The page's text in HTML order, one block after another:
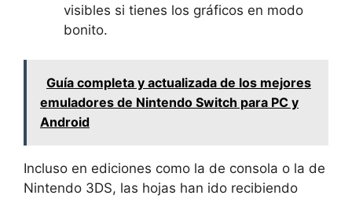
visibles si tienes los gráficos en modo
bonito.
Guía completa y actualizada de los mejores
emuladores de Nintendo Switch para PC y
Android
Incluso en ediciones como la de consola o la de
Nintendo 3DS, las hojas han ido recibiendo